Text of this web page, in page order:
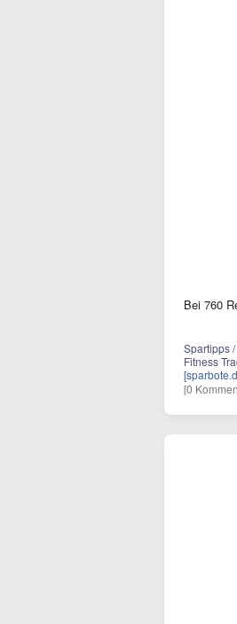
Bei 760
Spartipps
Fitness
[0